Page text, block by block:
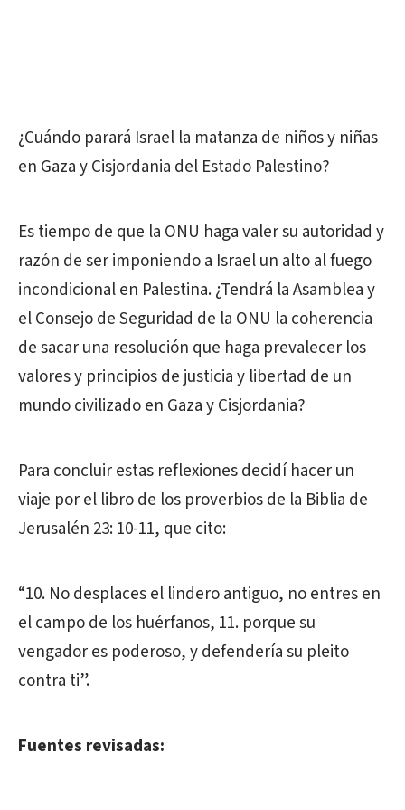
¿Cuándo parará Israel la matanza de niños y niñas
en Gaza y Cisjordania del Estado Palestino?
Es tiempo de que la ONU haga valer su autoridad y
razón de ser imponiendo a Israel un alto al fuego
incondicional en Palestina. ¿Tendrá la Asamblea y
el Consejo de Seguridad de la ONU la coherencia
de sacar una resolución que haga prevalecer los
valores y principios de justicia y libertad de un
mundo civilizado en Gaza y Cisjordania?
Para concluir estas reflexiones decidí hacer un
viaje por el libro de los proverbios de la Biblia de
Jerusalén 23: 10-11, que cito:
“10. No desplaces el lindero antiguo, no entres en
el campo de los huérfanos, 11. porque su
vengador es poderoso, y defendería su pleito
contra ti”.
Fuentes revisadas: